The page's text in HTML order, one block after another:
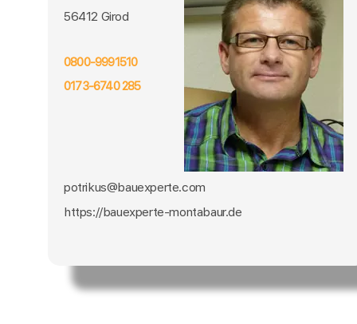
56412 Girod
0800-9991510
0173-6740 285
potrikus@bauexperte.com
https://bauexperte-montabaur.de